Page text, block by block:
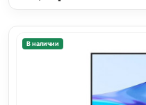
В наличии